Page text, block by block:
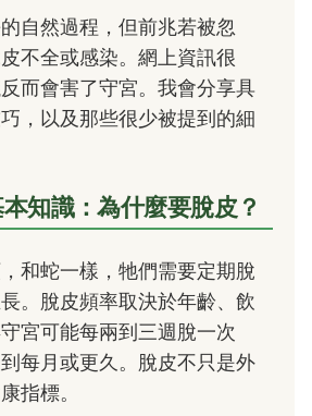
自然過程，但前兆若被忽
不全或感染。網上資訊很
而會害了守宮。我會分享具
，以及那些很少被提到的細
知識：為什麼要脫皮？
和蛇一樣，牠們需要定期脫
。脫皮頻率取決於年齡、飲
宮可能每兩到三週脫一次
每月或更久。脫皮不只是外
指標。